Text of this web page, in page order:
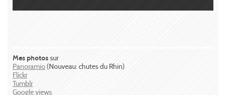
Mes photossur
Panoramio(Nouveau: chutes du Rhin)
Flickr
Tumblr
Google views